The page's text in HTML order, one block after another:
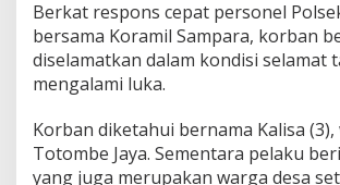
a
d
a
r
e
n
y
Berkat respons cepat personel
bersama Koramil Sampara, korban
diselamatkan dalam kondisi selamat
mengalami luka.
Korban diketahui bernama Kalisa (3),
Totombe Jaya. Sementara pelaku
yang juga merupakan warga desa